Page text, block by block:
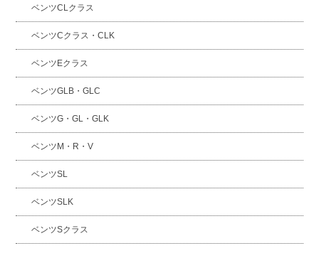
ベンツCLクラス
ベンツCクラス・CLK
ベンツEクラス
ベンツGLB・GLC
ベンツG・GL・GLK
ベンツM・R・V
ベンツSL
ベンツSLK
ベンツSクラス